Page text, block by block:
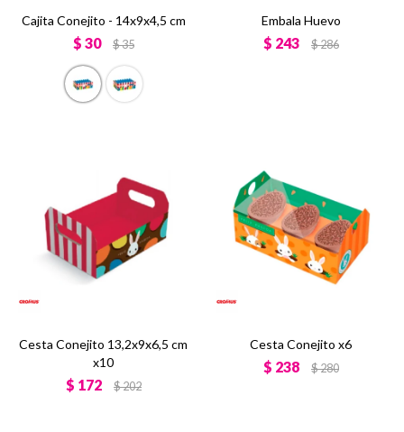
Cajita Conejito - 14x9x4,5 cm
$ 30 $35
Embala Huevo
$ 243 $286
Cesta Conejito 13,2x9x6,5 cm
x10
$ 172 $202
Cesta Conejito x6
$ 238 $280